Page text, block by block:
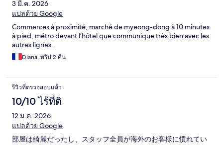
3 มี.ค. 2026
แปลด้วย Google
Commerces à proximité, marché de myeong-dong à 10 minutes
à pied, métro devant l’hôtel que communique très bien avec les
autres lignes.
Diana, ทริป 2 คืน
รีวิวที่ตรวจสอบแล้ว
10/10 ไร้ที่ติ
12 ม.ค. 2026
แปลด้วย Google
部屋は綺麗だったし、スタッフ全員が海外のお客様に慣れてい